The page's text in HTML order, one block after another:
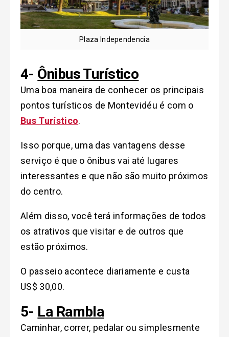
Plaza Independencia
4- Ônibus Turístico
Uma boa maneira de conhecer os principais
pontos turísticos de Montevidéu é com o
Bus Turístico.
Isso porque, uma das vantagens desse
serviço é que o ônibus vai até lugares
interessantes e que não são muito próximos
do centro.
Além disso, você terá informações de todos
os atrativos que visitar e de outros que
estão próximos.
O passeio acontece diariamente e custa
US$ 30,00.
5- La Rambla
Caminhar, correr, pedalar ou simplesmente